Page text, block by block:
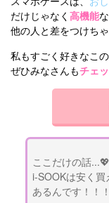
だけじゃなく 高機能
他の人と差をつけち
私もすごく好きなこ
ぜひみなさんもチェ
ここだけの話...💖
i-SOOKは安く買
あるんです！！